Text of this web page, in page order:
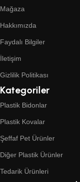
Mağaza
Hakkımızda
Faydalı Bilgiler
İletişim
Gizlilik Politikası
Kategoriler
Plastik Bidonlar
Plastik Kovalar
Şeffaf Pet Ürünler
Diğer Plastik Ürünler
Tedarik Ürünleri